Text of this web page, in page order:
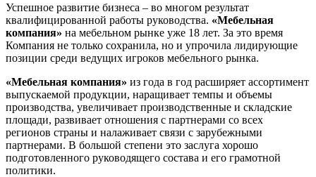
Успешное развитие бизнеса – во многом результат
квалифицированной работы руководства. «Мебельная
компания» на мебельном рынке уже 18 лет. За это время
Компания не только сохранила, но и упрочила лидирующие
позиции среди ведущих игроков мебельного рынка.
«Мебельная компания» из года в год расширяет ассортимент
выпускаемой продукции, наращивает темпы и объемы
производства, увеличивает производственные и складские
площади, развивает отношения с партнерами со всех
регионов страны и налаживает связи с зарубежными
партнерами. В большой степени это заслуга хорошо
подготовленного руководящего состава и его грамотной
политики.